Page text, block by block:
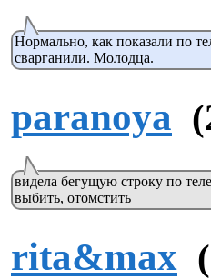
Нормально, как показали по
сварганили. Молодца.
paranoya
видела бегущую строку по
выбить, отомстить
rita&max